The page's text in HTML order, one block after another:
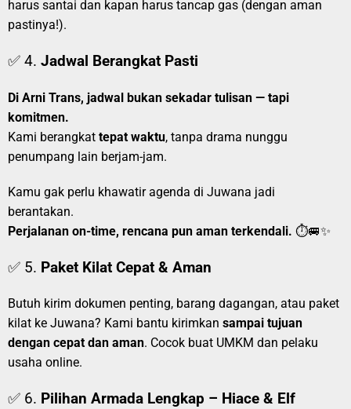
harus santai dan kapan harus tancap gas (dengan aman
pastinya!).
✅ 4. Jadwal Berangkat Pasti
Di Arni Trans, jadwal bukan sekadar tulisan — tapi
komitmen.
Kami berangkat tepat waktu, tanpa drama nunggu
penumpang lain berjam-jam.
Kamu gak perlu khawatir agenda di Juwana jadi
berantakan.
Perjalanan on-time, rencana pun aman terkendali. ⏱️🚐✨
✅ 5. Paket Kilat Cepat & Aman
Butuh kirim dokumen penting, barang dagangan, atau paket
kilat ke Juwana? Kami bantu kirimkan sampai tujuan
dengan cepat dan aman. Cocok buat UMKM dan pelaku
usaha online.
✅ 6. Pilihan Armada Lengkap – Hiace & Elf